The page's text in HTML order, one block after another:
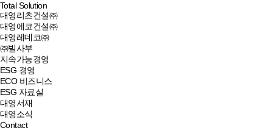
Total Solution
대영리츠건설㈜
대영에코건설㈜
대영레데코㈜
㈜빌사부
지속가능경영
ESG 경영
ECO 비즈니스
ESG 자료실
대영서재
대영소식
Contact